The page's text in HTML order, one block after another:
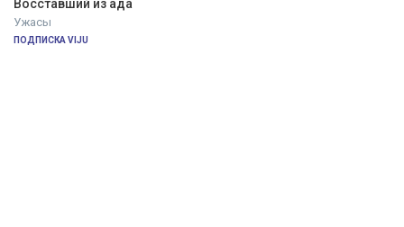
Восставший из ада
Ужасы
ПОДПИСКА VIJU